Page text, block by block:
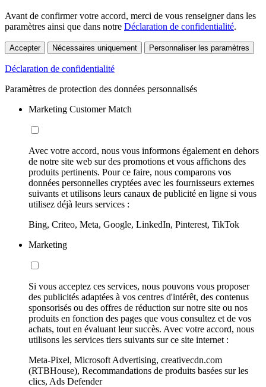
Avant de confirmer votre accord, merci de vous renseigner dans les
paramètres ainsi que dans notre Déclaration de confidentialité.
Accepter Nécessaires uniquement Personnaliser les paramètres
Déclaration de confidentialité
Paramètres de protection des données personnalisés
Marketing Customer Match
Avec votre accord, nous vous informons également en dehors
de notre site web sur des promotions et vous affichons des
produits pertinents. Pour ce faire, nous comparons vos
données personnelles cryptées avec les fournisseurs externes
suivants et utilisons leurs canaux de publicité en ligne si vous
utilisez déjà leurs services :
Bing, Criteo, Meta, Google, LinkedIn, Pinterest, TikTok
Marketing
Si vous acceptez ces services, nous pouvons vous proposer
des publicités adaptées à vos centres d'intérêt, des contenus
sponsorisés ou des offres de réduction sur notre site ou nos
produits en fonction des pages que vous consultez et de vos
achats, tout en évaluant leur succès. Avec votre accord, nous
utilisons les services tiers suivants sur ce site internet :
Meta-Pixel, Microsoft Advertising, creativecdn.com
(RTBHouse), Recommandations de produits basées sur les
clics, Ads Defender